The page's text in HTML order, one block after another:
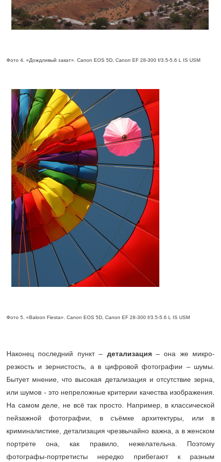
Фото 4. «Дождливый закат». Canon EOS 5D, Canon EF 28-300 f/3.5-5.6 L IS USM
Фото 5. «Baloon Fiesta». Canon EOS 5D, Canon EF 28-300 f/3.5-5.6 L IS USM
Наконец последний пункт – детализация– она же микро-
резкость и зернистость, а в цифровой фотографии – шумы.
Бытует мнение, что высокая детализация и отсутствие зерна,
или шумов - это непреложные критерии качества изображения.
На самом деле, не всё так просто. Например, в классической
пейзажной фотографии, в съёмке архитектуры, или в
криминалистике, детализация чрезвычайно важна, а в женском
портрете она, как правило, нежелательна. Поэтому
фотографы-портретисты нередко прибегают к разным